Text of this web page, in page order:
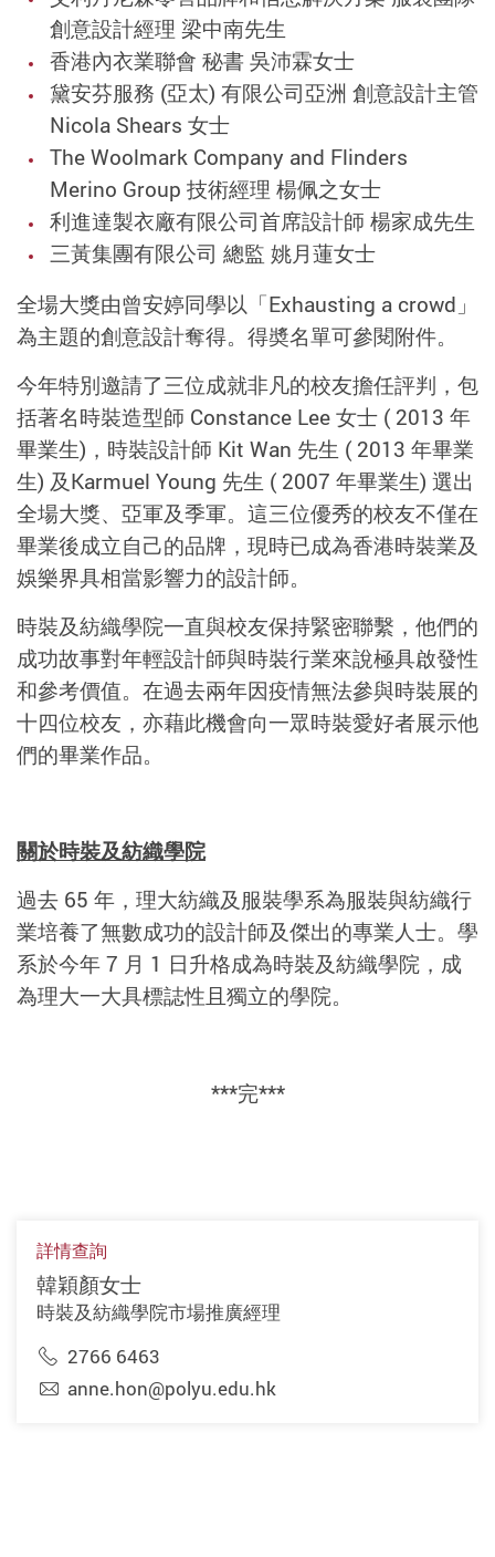
創意設計經理 梁中南先生
香港內衣業聯會 秘書 吳沛霖女士
黛安芬服務 (亞太) 有限公司亞洲 創意設計主管
Nicola Shears 女士
The Woolmark Company and Flinders
Merino Group 技術經理 楊佩之女士
利進達製衣廠有限公司首席設計師 楊家成先生
三黃集團有限公司 總監 姚月蓮女士
全場大獎由曾安婷同學以「Exhausting a crowd」
為主題的創意設計奪得。得奬名單可參閱附件。
今年特別邀請了三位成就非凡的校友擔任評判，包
括著名時裝造型師 Constance Lee 女士 ( 2013 年
畢業生)，時裝設計師 Kit Wan 先生 ( 2013 年畢業
生) 及Karmuel Young 先生 ( 2007 年畢業生) 選出
全場大獎、亞軍及季軍。這三位優秀的校友不僅在
畢業後成立自己的品牌，現時已成為香港時裝業及
娛樂界具相當影響力的設計師。
時裝及紡織學院一直與校友保持緊密聯繫，他們的
成功故事對年輕設計師與時裝行業來說極具啟發性
和參考價值。在過去兩年因疫情無法參與時裝展的
十四位校友，亦藉此機會向一眾時裝愛好者展示他
們的畢業作品。
關於時裝及紡織學院
過去 65 年，理大紡織及服裝學系為服裝與紡織行
業培養了無數成功的設計師及傑出的專業人士。學
系於今年 7 月 1 日升格成為時裝及紡織學院，成
為理大一大具標誌性且獨立的學院。
***完***
詳情查詢
韓穎顏女士
時裝及紡織學院市場推廣經理
2766 6463
anne.hon@polyu.edu.hk